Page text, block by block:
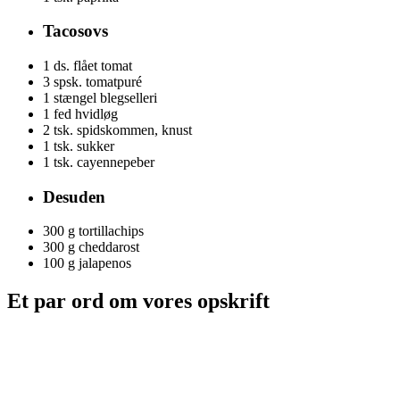
Tacosovs
1 ds. flået tomat
3 spsk. tomatpuré
1 stængel blegselleri
1 fed hvidløg
2 tsk. spidskommen, knust
1 tsk. sukker
1 tsk. cayennepeber
Desuden
300 g tortillachips
300 g cheddarost
100 g jalapenos
Et par ord om vores opskrift